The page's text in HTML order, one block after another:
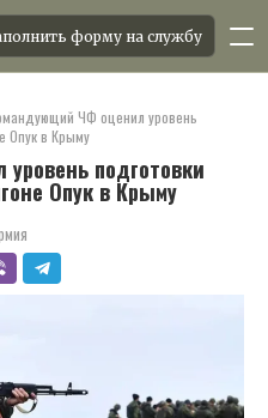
форму на службу
ЧФ оценил уровень
Опук в Крыму
подготовки
Опук в Крыму